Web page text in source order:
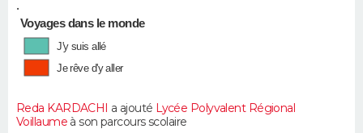
•
Voyages dans le monde
J'y suis allé
Je rêve d'y aller
Reda KARDACHI a ajouté Lycée Polyvalent Régional
Voillaumeà son parcours scolaire